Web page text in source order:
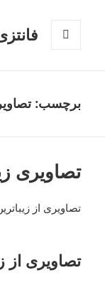
برچسب: تصاویری
تصاویری
تصاویری از
تصاویری از